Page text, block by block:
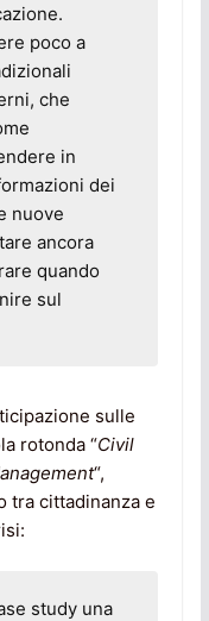
poco a
che
in
dei
nuove
ancora
quando
sul
sulle
rotonda “Civil
“,
tra cittadinanza e
studyuna